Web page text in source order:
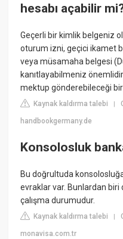
hesabı açabilir
Geçerli bir kimlik belgeniz
oturum izni, geçici ikamet
veya müsamaha belgesi
kanıtlayabilmeniz
mektup gönderebileceği
Kaynak kaldırma talebi |
handbookgermany.de
Konsolosluk
Bu doğrultuda
evraklar var. Bunlardan
çalışma durumudur.
Kaynak kaldırma talebi |
monavisa.com.tr